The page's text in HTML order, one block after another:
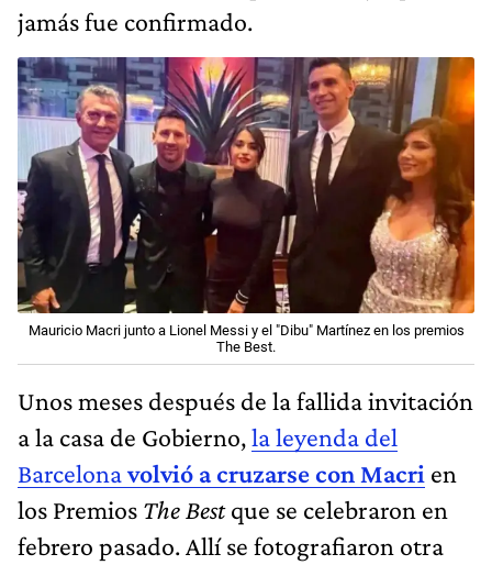
jamás fue confirmado.
Mauricio Macri junto a Lionel Messi y el "Dibu" Martínez en los premios
The Best.
Unos meses después de la fallida invitación
a la casa de Gobierno,la leyenda del
Barcelonavolvió a cruzarse con Macri en
los Premios The Bestque se celebraron en
febrero pasado. Allí se fotografiaron otra